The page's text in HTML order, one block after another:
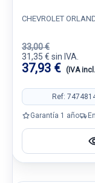
CHEVROLET
33,00 €
31,35 € sin IVA.
37,93 € (IVA
Ref:
Garantía 1 año